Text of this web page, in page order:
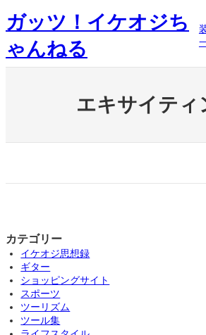
容
ス
キ
ガッツ！イケオジち
ゃんねる
エキサイティ
カテゴリー
イケオジ思想録
ギター
ショッピングサイト
スポーツ
ツーリズム
ツール集